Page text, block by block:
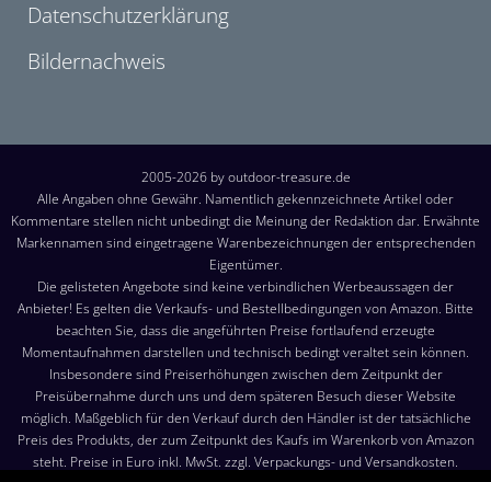
Datenschutzerklärung
Bildernachweis
2005-2026 by outdoor-treasure.de
Alle Angaben ohne Gewähr. Namentlich gekennzeichnete Artikel oder
Kommentare stellen nicht unbedingt die Meinung der Redaktion dar. Erwähnte
Markennamen sind eingetragene Warenbezeichnungen der entsprechenden
Eigentümer.
Die gelisteten Angebote sind keine verbindlichen Werbeaussagen der
Anbieter! Es gelten die Verkaufs- und Bestellbedingungen von Amazon. Bitte
beachten Sie, dass die angeführten Preise fortlaufend erzeugte
Momentaufnahmen darstellen und technisch bedingt veraltet sein können.
Insbesondere sind Preiserhöhungen zwischen dem Zeitpunkt der
Preisübernahme durch uns und dem späteren Besuch dieser Website
möglich. Maßgeblich für den Verkauf durch den Händler ist der tatsächliche
Preis des Produkts, der zum Zeitpunkt des Kaufs im Warenkorb von Amazon
steht. Preise in Euro inkl. MwSt. zzgl. Verpackungs- und Versandkosten.